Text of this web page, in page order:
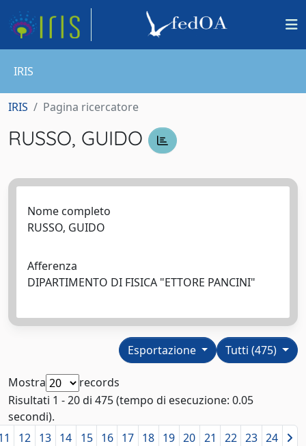
IRIS
IRIS Pagina ricercatore
RUSSO, GUIDO
Nome completo
RUSSO, GUIDO
Afferenza
DIPARTIMENTO DI FISICA "ETTORE PANCINI"
Tutti (475)
Esportazione
Mostra
records
Risultati 1 - 20 di 475 (tempo di esecuzione: 0.05
secondi).
12 13 14 15 16 17 18 19 20 21 22 23 24